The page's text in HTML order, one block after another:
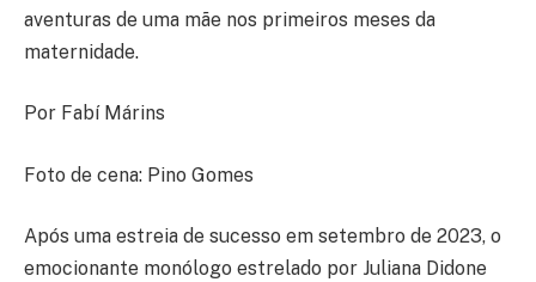
aventuras de uma mãe nos primeiros meses da
maternidade.
Por Fabí Márins
Foto de cena: Pino Gomes
Após uma estreia de sucesso em setembro de 2023, o
emocionante monólogo estrelado por Juliana Didone